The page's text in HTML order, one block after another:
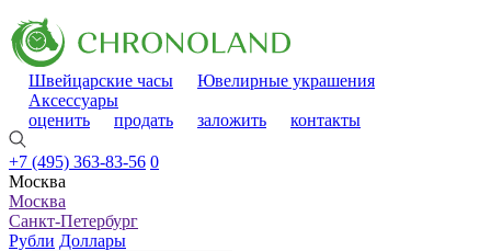
Швейцарские часы
Ювелирные украшения
Аксессуары
оценить
продать заложить контакты
+7 (495) 363-83-56 0
Москва
Москва
Санкт-Петербург
Рубли Доллары